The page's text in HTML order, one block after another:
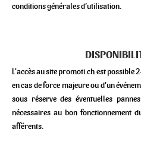
conditions générales d’utilisation.
L'accès au site promoti.ch est possible
en cas de force majeure ou d'un
sous réserve des éventuelles
nécessaires au bon fonctionnement
afférents.